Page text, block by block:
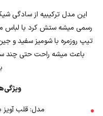
این مدل ترکیبیه از سادگی
رسمی میشه ستش کرد با
تیپ روزمره با شومیز سفید
باعث میشه راحت حتی چند
مدل: قلب آویز